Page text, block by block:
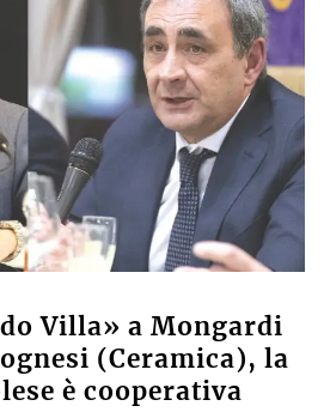
Villa» a Mongardi
(Ceramica), la
è cooperativa